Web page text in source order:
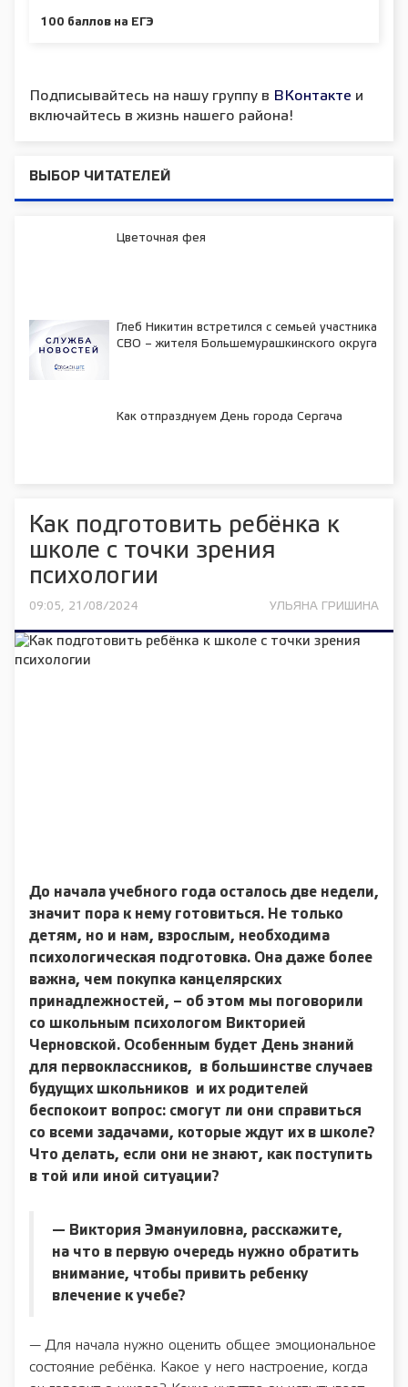
100 баллов на ЕГЭ
Подписывайтесь на нашу группу в ВКонтакте и
включайтесь в жизнь нашего района!
ВЫБОР ЧИТАТЕЛЕЙ
Цветочная фея
Глеб Никитин встретился с семьей участника
СВО – жителя Большемурашкинского округа
Как отпразднуем День города Сергача
Как подготовить ребёнка к
школе с точки зрения
психологии
09:05, 21/08/2024 УЛЬЯНА ГРИШИНА
До начала учебного года осталось две недели,
значит пора к нему готовиться. Не только
детям, но и нам, взрослым, необходима
психологическая подготовка. Она даже более
важна, чем покупка канцелярских
принадлежностей, – об этом мы поговорили
со школьным психологом Викторией
Черновской. Особенным будет День знаний
для первоклассников, в большинстве случаев
будущих школьников и их родителей
беспокоит вопрос: смогут ли они справиться
со всеми задачами, которые ждут их в школе?
Что делать, если они не знают, как поступить
в той или иной ситуации?
— Виктория Эмануиловна, расскажите,
на что в первую очередь нужно обратить
внимание, чтобы привить ребенку
влечение к учебе?
— Для начала нужно оценить общее эмоциональное
состояние ребёнка. Какое у него настроение, когда